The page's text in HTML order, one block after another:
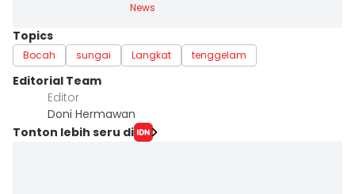
News
Topics
Bocah sungai Langkat tenggelam
Editorial Team
Editor
Doni Hermawan
Tonton lebih seru di